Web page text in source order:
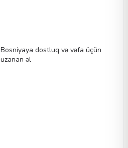
Bosniyaya dostluq və vəfa üçün
uzanan əl